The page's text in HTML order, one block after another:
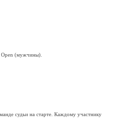
Open (мужчины).
судьи на старте. Каждому участнику